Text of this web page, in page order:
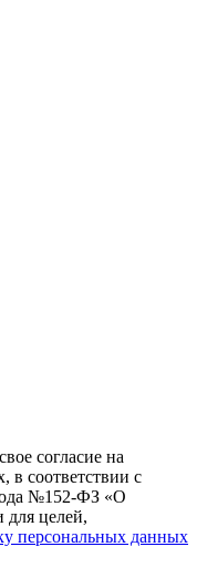
согласие на
в соответствии с
№152-ФЗ «О
для целей,
персональных данных